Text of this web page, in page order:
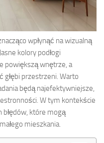
wpłynąć na wizualną
kolory podłogi
powiększą wnętrze, a
głębi przestrzeni. Warto
będą najefektywniejsze,
W tym kontekście
błędów, które mogą
mieszkania.